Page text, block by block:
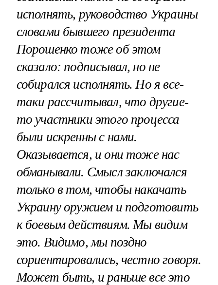
исполнять, руководство Украины
словами бывшего президента
Порошенко тоже об этом
сказало: подписывал, но не
собирался исполнять. Но я все-
таки рассчитывал, что другие-
то участники этого процесса
были искренны с нами.
Оказывается, и они тоже нас
обманывали. Смысл заключался
только в том, чтобы накачать
Украину оружием и подготовить
к боевым действиям. Мы видим
это. Видимо, мы поздно
сориентировались, честно говоря.
Может быть, и раньше все это